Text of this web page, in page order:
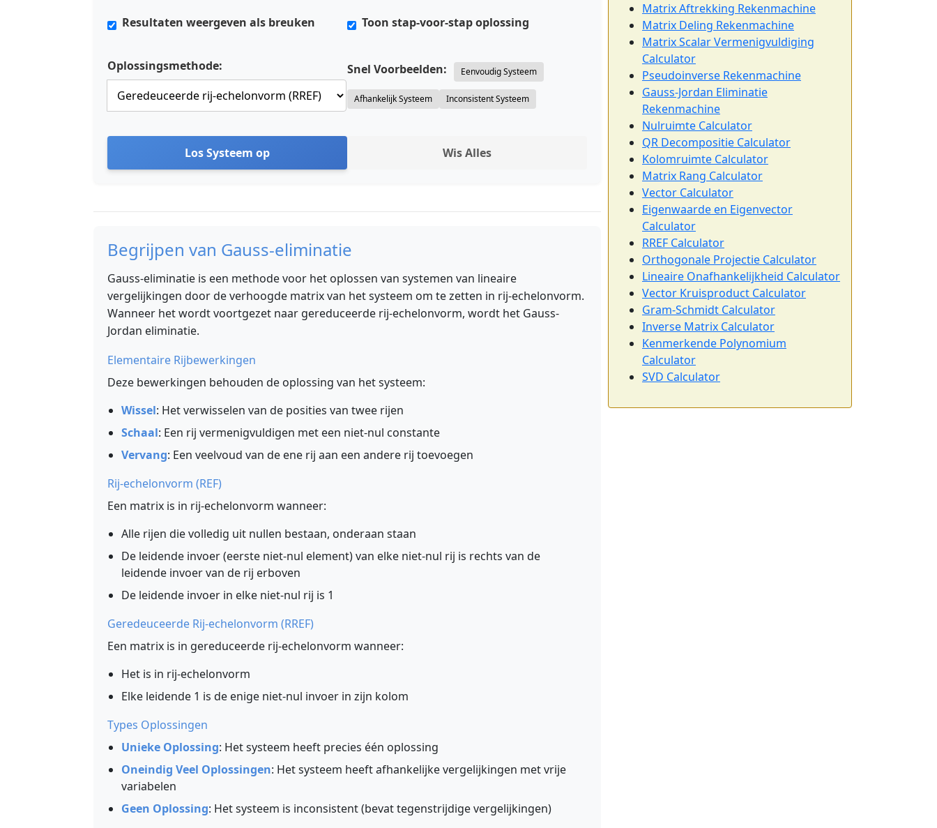
Resultaten weergeven als breuken Toon stap-voor-stap oplossing
Oplossingsmethode: Snel Voorbeelden: Eenvoudig Systeem
Afhankelijk Systeem Inconsistent Systeem
Los Systeem op Wis Alles
Begrijpen van Gauss-eliminatie
Gauss-eliminatie is een methode voor het oplossen van systemen van lineaire
vergelijkingen door de verhoogde matrix van het systeem om te zetten in rij-echelonvorm.
Wanneer het wordt voortgezet naar gereduceerde rij-echelonvorm, wordt het Gauss-
Jordan eliminatie.
Elementaire Rijbewerkingen
Deze bewerkingen behouden de oplossing van het systeem:
Wissel: Het verwisselen van de posities van twee rijen
Schaal: Een rij vermenigvuldigen met een niet-nul constante
Vervang: Een veelvoud van de ene rij aan een andere rij toevoegen
Rij-echelonvorm (REF)
Een matrix is in rij-echelonvorm wanneer:
Alle rijen die volledig uit nullen bestaan, onderaan staan
De leidende invoer (eerste niet-nul element) van elke niet-nul rij is rechts van de
leidende invoer van de rij erboven
De leidende invoer in elke niet-nul rij is 1
Geredeuceerde Rij-echelonvorm (RREF)
Een matrix is in gereduceerde rij-echelonvorm wanneer:
Het is in rij-echelonvorm
Elke leidende 1 is de enige niet-nul invoer in zijn kolom
Types Oplossingen
Unieke Oplossing: Het systeem heeft precies één oplossing
Oneindig Veel Oplossingen: Het systeem heeft afhankelijke vergelijkingen met vrije
variabelen
Geen Oplossing: Het systeem is inconsistent (bevat tegenstrijdige vergelijkingen)
Matrix Aftrekking Rekenmachine
Matrix Deling Rekenmachine
Matrix Scalar Vermenigvuldiging
Calculator
Pseudoinverse Rekenmachine
Gauss-Jordan Eliminatie
Rekenmachine
Nulruimte Calculator
QR Decompositie Calculator
Kolomruimte Calculator
Matrix Rang Calculator
Vector Calculator
Eigenwaarde en Eigenvector
Calculator
RREF Calculator
Orthogonale Projectie Calculator
Lineaire Onafhankelijkheid Calculator
Vector Kruisproduct Calculator
Gram-Schmidt Calculator
Inverse Matrix Calculator
Kenmerkende Polynomium
Calculator
SVD Calculator